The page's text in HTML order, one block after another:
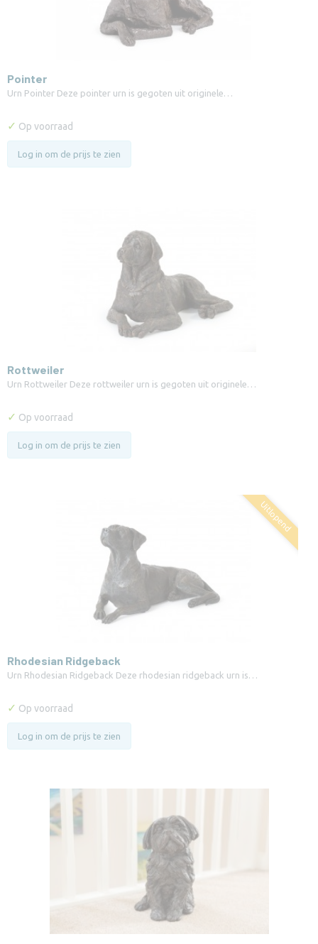
Pointer
Urn Pointer Deze pointer urn is gegoten uit originele…
✓ Op voorraad
Log in om de prijs te zien
Rottweiler
Urn Rottweiler Deze rottweiler urn is gegoten uit originele…
✓ Op voorraad
Log in om de prijs te zien
Uitlopend
Rhodesian Ridgeback
Urn Rhodesian Ridgeback Deze rhodesian ridgeback urn is…
✓ Op voorraad
Log in om de prijs te zien